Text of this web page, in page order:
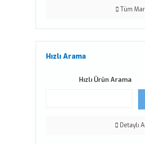
Tüm
Hızlı Arama
Hızlı Ürün Arama
Detaylı